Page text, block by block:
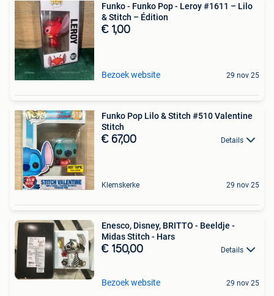
Funko - Funko Pop - Leroy #1611 – Lilo
& Stitch – Édition
€ 1,00
Bezoek website 29 nov 25
Funko Pop Lilo & Stitch #510 Valentine
Stitch
€ 67,00 Details
Klemskerke 29 nov 25
Enesco, Disney, BRITTO - Beeldje -
Midas Stitch - Hars
€ 150,00 Details
Bezoek website 29 nov 25